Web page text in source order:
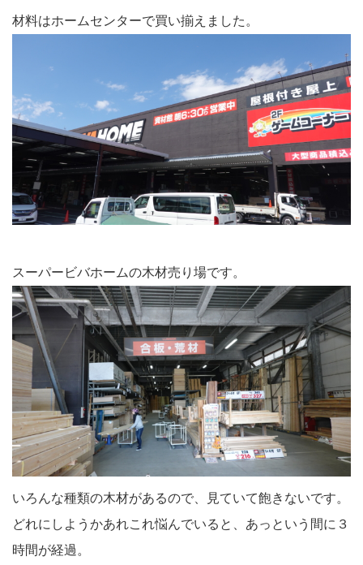
材料はホームセンターで買い揃えました。
スーパービバホームの木材売り場です。
いろんな種類の木材があるので、見ていて飽きないです。
どれにしようかあれこれ悩んでいると、あっという間に３
時間が経過。